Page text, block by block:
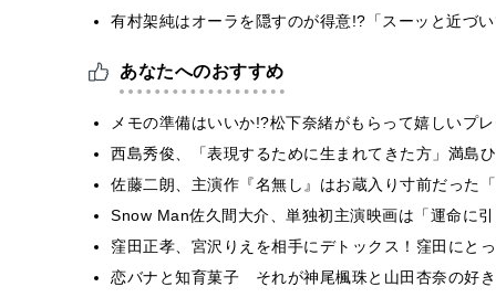
有村架純はオーラを隠すのが得意!?「スーッと近づ
あなたへのおすすめ
メモの準備はいいか!?松下奈緒がもらって嬉しいプ
西島秀俊、「表現するために生まれてきた方」満島
佐藤二朗、主演作『名無し』はお蔵入り寸前だった
Snow Man佐久間大介、単独初主演映画は「運命に
窪田正孝、宮沢りえを相手にデトックス！窪田にと
恋バナと知育菓子 それが神尾楓珠と山田杏奈の好